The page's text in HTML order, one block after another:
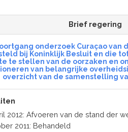
Brief regering
onderzoek Curaçao van
bij Koninklijk Besluit en die
te stellen van de oorzaken en
van belangrijke
overzicht van de samenstelling
2012: Afvoeren van de stand der
2011: Behandeld